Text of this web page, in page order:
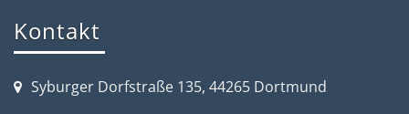
Kontakt
Syburger Dorfstraße 135, 44265 Dortmund